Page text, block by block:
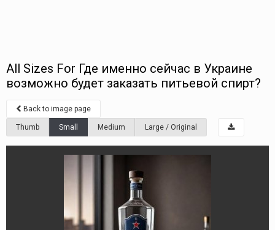
All Sizes For Где именно сейчас в Украине
возможно будет заказать питьевой спирт?
Back to image page
Thumb Small Medium Large / Original